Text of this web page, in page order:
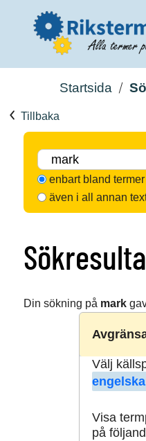
Startsida
Tillbaka
enbart bland termer
även i all annan
Din sökning på mark
Välj
Visa
på